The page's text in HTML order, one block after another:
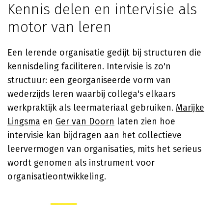
Kennis delen en intervisie als
motor van leren
Een lerende organisatie gedijt bij structuren die
kennisdeling faciliteren. Intervisie is zo'n
structuur: een georganiseerde vorm van
wederzijds leren waarbij collega's elkaars
werkpraktijk als leermateriaal gebruiken. Marijke
Lingsma en Ger van Doorn laten zien hoe
intervisie kan bijdragen aan het collectieve
leervermogen van organisaties, mits het serieus
wordt genomen als instrument voor
organisatieontwikkeling.